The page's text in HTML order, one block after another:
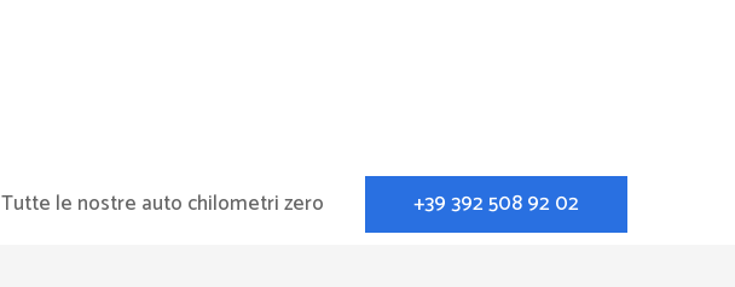
Tutte le nostre auto chilometri zero +39 392 508 92 02